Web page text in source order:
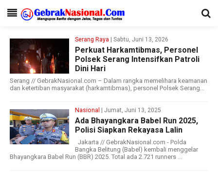
Serang Raya | Sabtu, Juni 13, 2026
Perkuat Harkamtibmas, Personel
Polsek Serang Intensifkan Patroli
Dini Hari
Serang // GebrakNasional.com – Dalam rangka memelihara keamanan
dan ketertiban masyarakat (harkamtibmas), personel Polsek Serang...
Nasional | Jumat, Juni 13, 2025
Ada Bhayangkara Babel Run 2025,
Polisi Siapkan Rekayasa Lalin
Jakarta // GebrakNasional.com - Polda
Bangka Belitung (Babel) kembali menggelar
Bhayangkara Babel Run (BBR) 2025. Total ada 2.721 runners ...